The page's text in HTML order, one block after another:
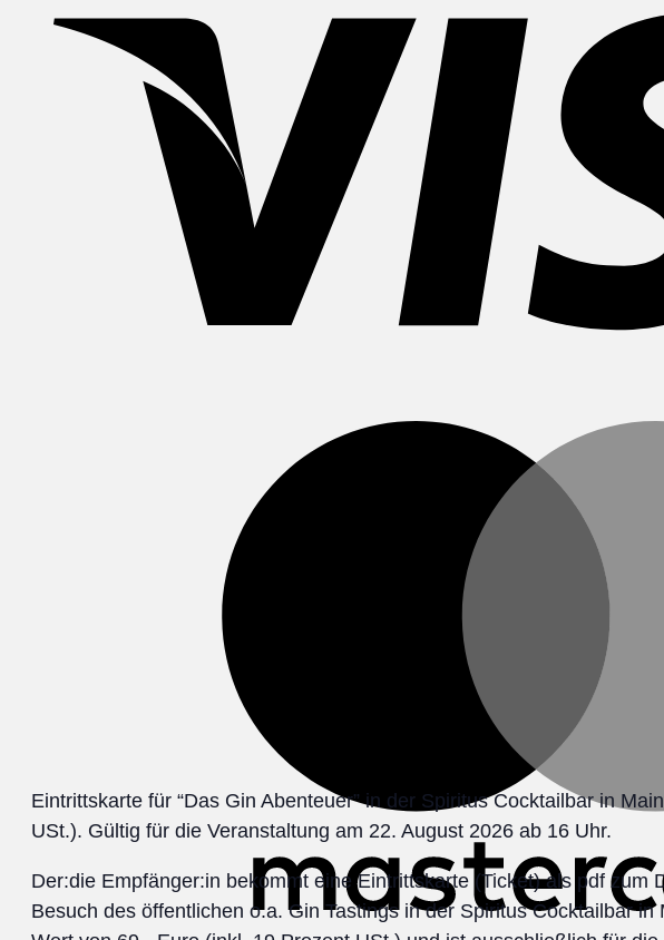
Eintrittskarte für “Das Gin Abenteuer” in der Spiritus Cocktailbar in
USt.). Gültig für die Veranstaltung am 22. August 2026 ab 16 Uhr.
Der:die Empfänger:in bekommt eine Eintrittskarte (Ticket) als pdf zum
Besuch des öffentlichen o.a. Gin Tastings in der Spiritus Cocktailbar